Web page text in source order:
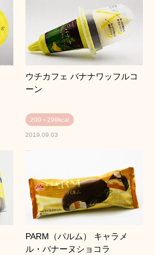
ウチカフェ バナナワッフルコ
ーン
200～299kcal
2019.09.03
PARM（パルム） キャラメ
ル・バナーヌショコラ